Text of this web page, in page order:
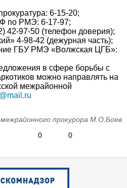
6-15-20;
по РМЭ: 6-17-97;
97-50 (телефон доверия);
4-98-42 (дежурная часть);
ГБУ РМЭ «Волжская ЦГБ»:
в сфере борьбы с
можно направлять на
межрайонной
прокурора М.О.Боев
0
0